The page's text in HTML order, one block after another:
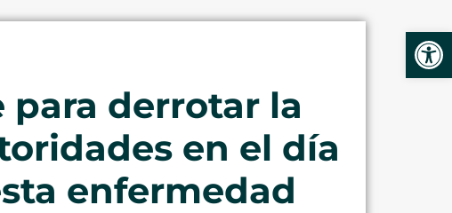
derrotar la
en el día
enfermedad